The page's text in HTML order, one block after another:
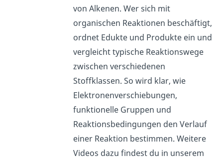
von Alkenen. Wer sich mit
organischen Reaktionen beschäftigt,
ordnet Edukte und Produkte ein und
vergleicht typische Reaktionswege
zwischen verschiedenen
Stoffklassen. So wird klar, wie
Elektronenverschiebungen,
funktionelle Gruppen und
Reaktionsbedingungen den Verlauf
einer Reaktion bestimmen. Weitere
Videos dazu findest du in unserem